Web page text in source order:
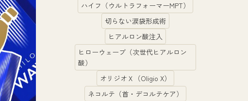
ハイフ（ウルトラフォーマーMPT）
切らない涙袋形成術
ヒアルロン酸注入
ヒローウェーブ（次世代ヒアルロン
酸）
オリジオＸ（Oligio X）
ネコルテ（首・デコルテケア）